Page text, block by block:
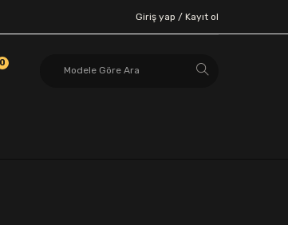
Giriş yap / Kayıt ol
0